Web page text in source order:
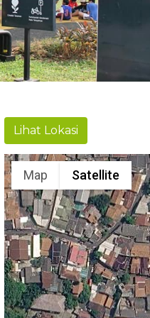
Lihat Lokasi
Map Satellite